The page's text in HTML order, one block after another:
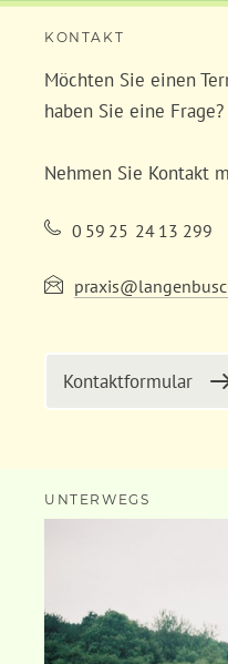
KONTAKT
Möchten Sie einen
haben Sie eine Frage?
Nehmen Sie Kontakt
0 59 25 24 13 299
Kontaktformular
UNTERWEGS